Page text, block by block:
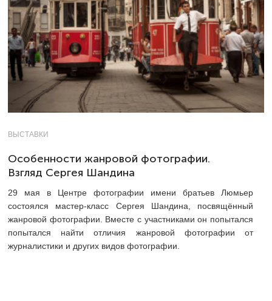
ВЫСТАВКИ
Особенности жанровой фотографии.
Взгляд Сергея Шандина
29 мая в Центре фотографии имени братьев Люмьер
состоялся мастер-класс Сергея Шандина, посвящённый
жанровой фотографии. Вместе с участниками он попытался
попытался найти отличия жанровой фотографии от
журналистики и других видов фотографии.